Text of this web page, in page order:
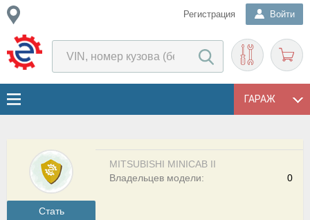
Регистрация Войти
ГАРАЖ
Cтать
MITSUBISHI MINICAB II
0
Владельцев модели: